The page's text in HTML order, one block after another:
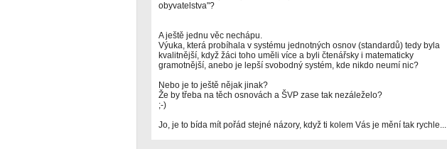
obyvatelstva"?
A ještě jednu věc nechápu.
Výuka, která probíhala v systému jednotných osnov (standardů) tedy byla
kvalitnější, když žáci toho uměli více a byli čtenářsky i matematicky
gramotnější, anebo je lepší svobodný systém, kde nikdo neumí nic?
Nebo je to ještě nějak jinak?
Že by třeba na těch osnovách a ŠVP zase tak nezáleželo?
;-)
Jo, je to bída mít pořád stejné názory, když ti kolem Vás je mění tak rychle...